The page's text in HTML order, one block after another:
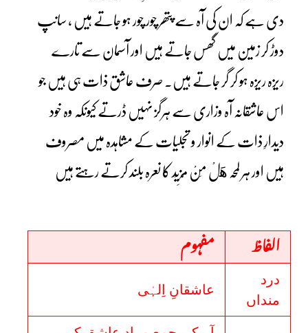
دی ہے کہ ان کی آہ سے پتھر چور چور ہو جاتے ہیں ، سانپ
دوڑ کر زمین میں گھس جاتے ہیں اور آسمان سے تارے
ریزہ ریزہ ہو کر گر جاتے ہیں۔ صرف عاشق ذات ہی ہیں جو
اس عاشقانہ آہ وزاری سے ہرگز نہیں ڈرتے کیونکہ وہ خود
دیدارِ ذات کے انوار و تجلیات کے مشاہدہ میں مصروف
ہیں اور ہر لمحہ هَلْ مِنْ مَّزِیْد کا نعرہ بلند کرتے رہتے ہیں
الفاظ مفہوم
درد
منداں
عاشقانِ اِلہٰی